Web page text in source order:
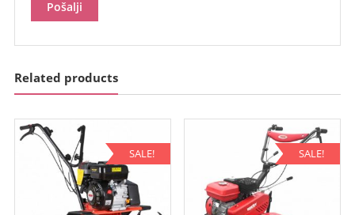
Related products
SALE! SALE!